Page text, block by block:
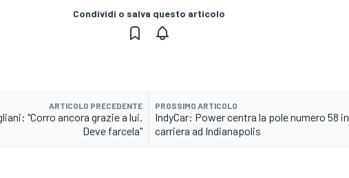
Condividi o salva questo articolo
ARTICOLO PRECEDENTE
"Corro ancora grazie a lui.
Deve farcela"
PROSSIMO ARTICOLO
IndyCar: Power centra la pole numero 58 in
carriera ad Indianapolis